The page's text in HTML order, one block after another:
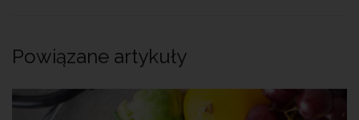
Powiązane artykuły